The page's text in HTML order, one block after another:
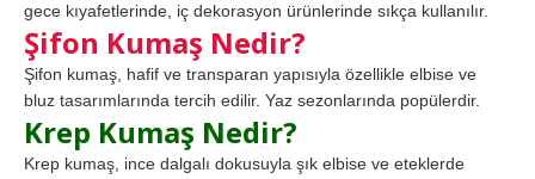
gece kıyafetlerinde, iç dekorasyon ürünlerinde sıkça kullanılır.
Şifon Kumaş Nedir?
Şifon kumaş, hafif ve transparan yapısıyla özellikle elbise ve
bluz tasarımlarında tercih edilir. Yaz sezonlarında popülerdir.
Krep Kumaş Nedir?
Krep kumaş, ince dalgalı dokusuyla şık elbise ve eteklerde